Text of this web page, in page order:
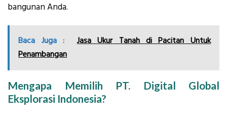
bangunan Anda.
Baca Juga :
Jasa Ukur Tanah di Pacitan Untuk
Penambangan
Mengapa Memilih PT. Digital Global
Eksplorasi Indonesia?